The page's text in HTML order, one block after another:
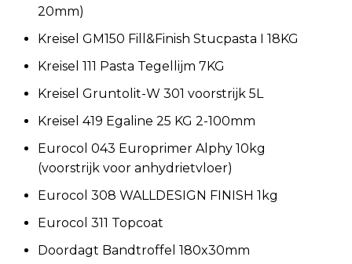
20mm)
Kreisel GM150 Fill&Finish Stucpasta I 18KG
Kreisel 111 Pasta Tegellijm 7KG
Kreisel Gruntolit-W 301 voorstrijk 5L
Kreisel 419 Egaline 25 KG 2-100mm
Eurocol 043 Europrimer Alphy 10kg
(voorstrijk voor anhydrietvloer)
Eurocol 308 WALLDESIGN FINISH 1kg
Eurocol 311 Topcoat
Doordagt Bandtroffel 180x30mm